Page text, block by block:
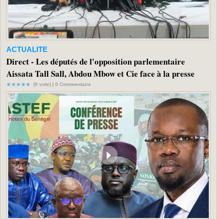
ACTUALITE
Direct - Les députés de l'opposition parlementaire
Aissata Tall Sall, Abdou Mbow et Cie face à la presse
(0 vote) | 0 Commentaire